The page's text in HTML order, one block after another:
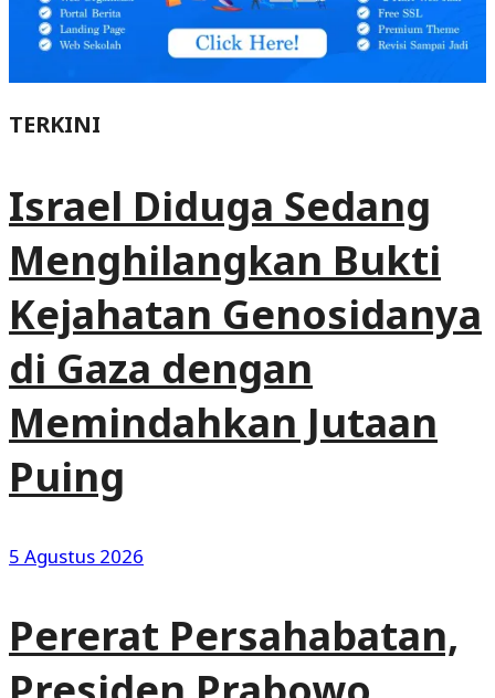
TERKINI
Israel Diduga Sedang
Menghilangkan Bukti
Kejahatan Genosidanya
di Gaza dengan
Memindahkan Jutaan
Puing
5 Agustus 2026
Pererat Persahabatan,